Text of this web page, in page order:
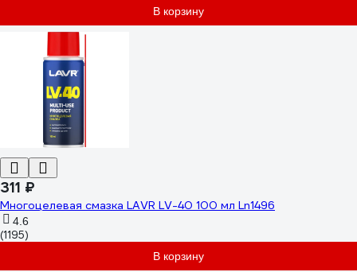
В корзину
311 ₽
Многоцелевая смазка LAVR LV-40 100 мл Ln1496
4.6
(1195)
В корзину